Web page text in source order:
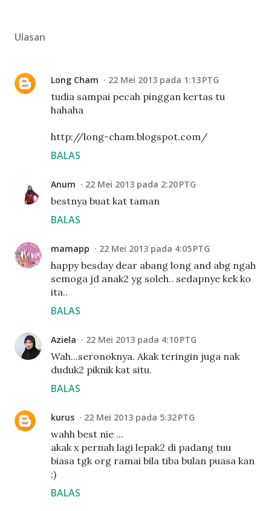
Ulasan
Long Cham 22 Mei 2013 pada 1:13 PTG
tudia sampai pecah pinggan kertas tu
hahaha
http://long-cham.blogspot.com/
BALAS
Anum 22 Mei 2013 pada 2:20 PTG
bestnya buat kat taman
BALAS
mamapp 22 Mei 2013 pada 4:05 PTG
happy besday dear abang long and abg ngah
semoga jd anak2 yg soleh.. sedapnye kek ko
ita..
BALAS
Aziela 22 Mei 2013 pada 4:10 PTG
Wah...seronoknya. Akak teringin juga nak
duduk2 piknik kat situ.
BALAS
kurus 22 Mei 2013 pada 5:32 PTG
wahh best nie ...
akak x pernah lagi lepak2 di padang tuu
biasa tgk org ramai bila tiba bulan puasa kan
;)
BALAS